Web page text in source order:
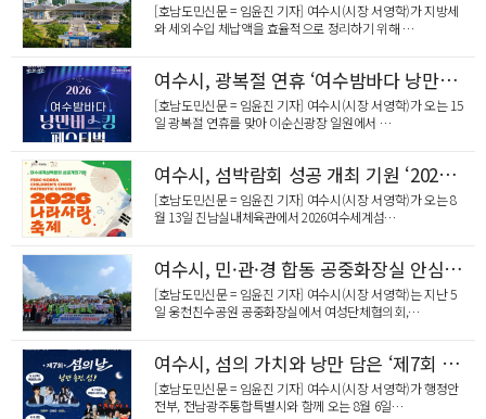
[호남도민신문 = 임윤진 기자] 여수시(시장 서영학)가 지방세
와 세외수입 체납액을 효율적으로 정리하기 위해 …
여수시, 광복절 연휴 ‘여수밤바다 낭만버스킹 페스티벌’ 개최
[호남도민신문 = 임윤진 기자] 여수시(시장 서영학)가 오는 15
일 광복절 연휴를 맞아 이순신광장 일원에서 …
여수시, 섬박람회 성공 개최 기원 ‘2026 나라사랑축제’ 개최
[호남도민신문 = 임윤진 기자] 여수시(시장 서영학)가 오는 8
월 13일 진남실내체육관에서 2026여수세계섬…
여수시, 민·관·경 합동 공중화장실 안심캠페인 전개
[호남도민신문 = 임윤진 기자] 여수시(시장 서영학)는 지난 5
일 웅천친수공원 공중화장실에서 여성단체협의회,…
여수시, 섬의 가치와 낭만 담은 ‘제7회 섬의 날’ 개최
[호남도민신문 = 임윤진 기자] 여수시(시장 서영학)가 행정안
전부, 전남광주통합특별시와 함께 오는 8월 6일…